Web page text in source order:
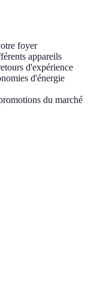
foyer
appareils
d'expérience
d'énergie
du marché